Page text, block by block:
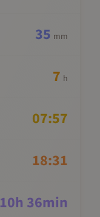
35 mm
7 h
07:57
18:31
10h 36min